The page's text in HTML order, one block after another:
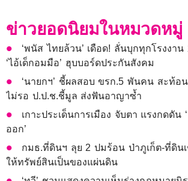
ข่าวยอดนิยมในหมวดหมู่
‘พนัส ไทยล้วน’ เดือด! ลั่นบุกทุกโรงงา
‘ไอ้เด็กอมมือ’ ฮุบบอร์ดประกันสังคม
‘นายกฯ’ ชี้ผลสอบ ขรก.5 พันคน สะท้อ
ไม่รอ ป.ป.ช.ชี้มูล ส่งฟันอาญาซ้ำ
เกาะประเด็นการเมือง จับตา แรงกดดัน
ออก’
กมธ.ที่ดินฯ ลุย 2 ปมร้อน ป่าภูเก็ต-ที่ดิน
ให้ทรัพย์สินเป็นของแผ่นดิน